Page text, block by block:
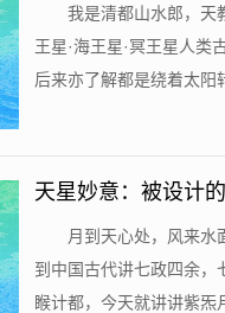
我是清都山水郎，天
王星·海王星·冥王星人
后来亦了解都是绕着太阳
天星妙意：被设计
月到天心处，风来水
到中国古代讲七政四余，
睺计都，今天就讲讲紫